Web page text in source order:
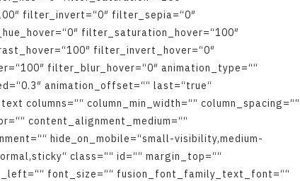
00″ filter invert=“0″ filter sepia=“0″
hue hover=“0″ filter saturation hover=“100″
ast hover=“100″ filter invert hover=“0″
r=“100″ filter blur hover=“0″ animation type=““
d=“0.3″ animation offset=““ last=“true“
text columns=““ column min width=““ column spacing=““
r=““ content alignment medium=““
nment=““ hide on mobile=“small-visibility,medium-
ormal,sticky“ class=““ id=““ margin top=““
left=““ font size=““ fusion font family text font=““